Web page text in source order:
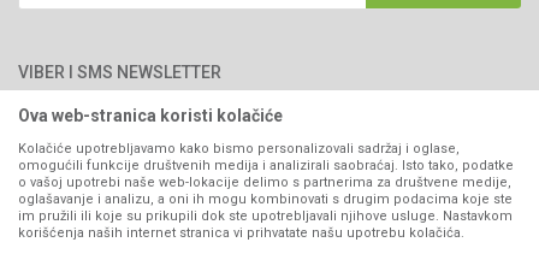
066/44-99-00
Kontakt
Isporuka
Pravo na odustajanje
Reklamacije
Povraćaj sredstava
Zamjena artikala
Plaćanje karticama
VIBER I SMS NEWSLETTER
PRATITE NAS
Ova web-stranica koristi kolačiće
Kolačiće upotrebljavamo kako bismo personalizovali sadržaj i oglase,
omogućili funkcije društvenih medija i analizirali saobraćaj. Isto tako, podatke
o vašoj upotrebi naše web-lokacije delimo s partnerima za društvene medije,
oglašavanje i analizu, a oni ih mogu kombinovati s drugim podacima koje ste
im pružili ili koje su prikupili dok ste upotrebljavali njihove usluge. Nastavkom
korišćenja naših internet stranica vi prihvatate našu upotrebu kolačića.